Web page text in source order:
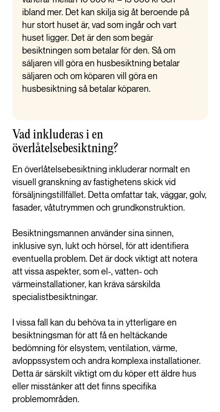
ibland mer. Det kan skilja sig åt beroende på
hur stort huset är, vad som ingår och vart
huset ligger. Det är den som begär
besiktningen som betalar för den. Så om
säljaren vill göra en husbesiktning betalar
säljaren och om köparen vill göra en
husbesiktning så betalar köparen.
Vad inkluderas i en
överlåtelsebesiktning?
En överlåtelsebesiktning inkluderar normalt en
visuell granskning av fastighetens skick vid
försäljningstillfället. Detta omfattar tak, väggar, golv,
fasader, våtutrymmen och grundkonstruktion.
Besiktningsmannen använder sina sinnen,
inklusive syn, lukt och hörsel, för att identifiera
eventuella problem. Det är dock viktigt att notera
att vissa aspekter, som el-, vatten- och
värmeinstallationer, kan kräva särskilda
specialistbesiktningar.
I vissa fall kan du behöva ta in ytterligare en
besiktningsman för att få en heltäckande
bedömning för elsystem, ventilation, värme,
avloppssystem och andra komplexa installationer.
Detta är särskilt viktigt om du köper ett äldre hus
eller misstänker att det finns specifika
problemområden.